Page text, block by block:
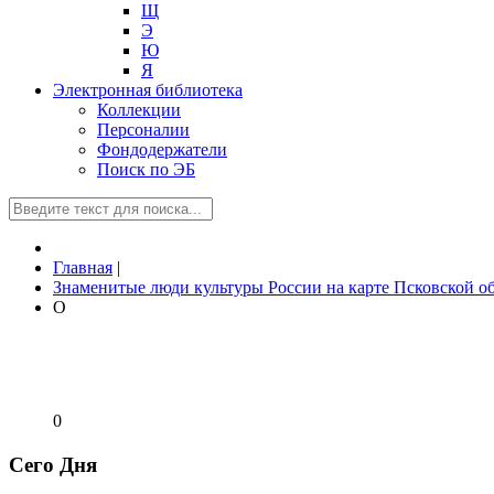
Щ
Э
Ю
Я
Электронная библиотека
Коллекции
Персоналии
Фондодержатели
Поиск по ЭБ
Главная |
Знаменитые люди культуры России на карте Псковской
О
0
Сего Дня